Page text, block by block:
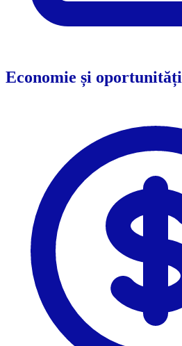
Economie și oportunități